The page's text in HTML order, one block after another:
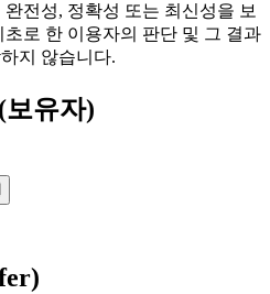
전성, 정확성 또는 최신성을 보
로 한 이용자의 판단 및 그 결과
지 않습니다.
유자)